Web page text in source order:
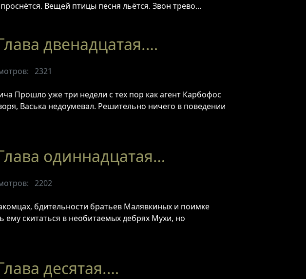
Вещей птицы песня льётся. Звон трево…
двенадцатая.…
2321
Прошло уже три недели с тех пор как агент Карбофос
Васька недоумевал. Решительно ничего в поведении
одиннадцатая…
2202
бдительности братьев Малявкиных и поимке
скитаться в необитаемых дебрях Мухи, но
десятая.…